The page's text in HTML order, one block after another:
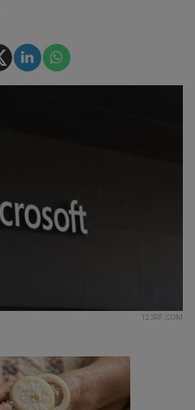
123RF.COM